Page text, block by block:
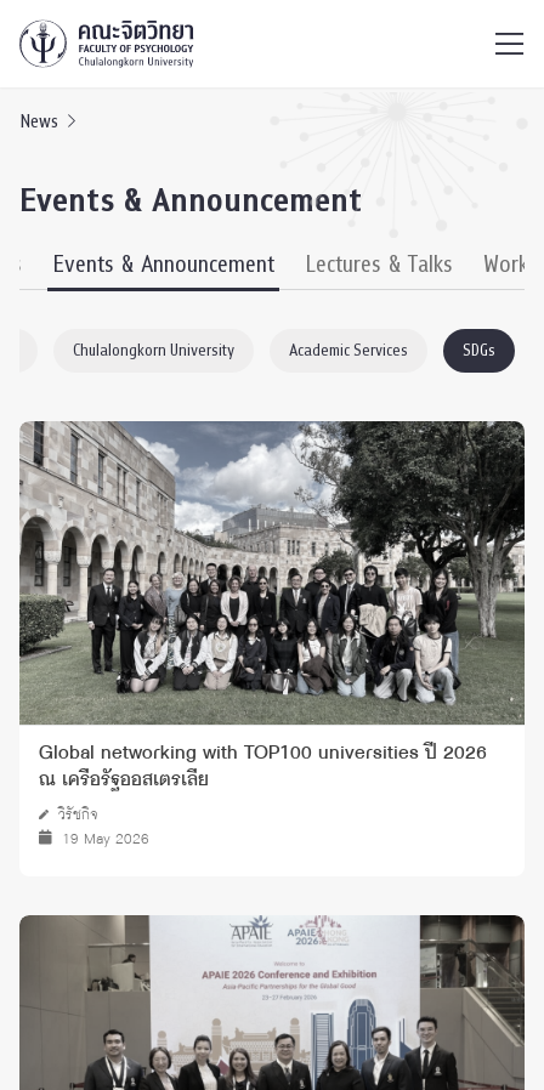
News
Events & Announcement
Events & Announcement Lectures & Talks
Chulalongkorn University Academic Services SDGs
Global networking with TOP100 universities ปี 2026
ณ เครือรัฐออสเตรเลีย
วิรัชกิจ
19 May 2026